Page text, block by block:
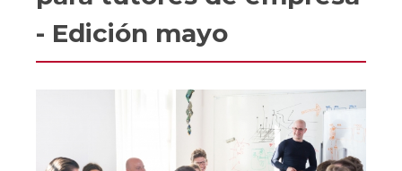
- Edición mayo